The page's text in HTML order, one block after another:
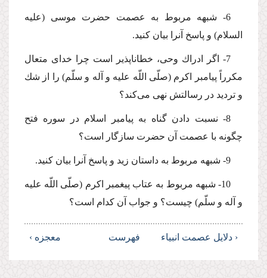
6- شبهه مربوط به عصمت حضرت موسى (علیه
السلام) و پاسخ آنرا بیان كنید.
7- اگر ادراك وحى، خطاناپذیر است چرا خداى متعال
مكرراً پیامبر اكرم (صلّى اللّه علیه و آله و سلّم) را از شك
و تردید در رسالتش نهى مى‌كند؟
8- نسبت دادن گناه به پیامبر اسلام در سوره فتح
چگونه با عصمت آن حضرت سازگار است؟
9- شبهه مربوط به داستان زید و پاسخ آنرا بیان كنید.
10- شبهه مربوط به عتاب پیغمبر اكرم (صلّى اللّه علیه
و آله و سلّم) چیست؟ و جواب آن كدام است؟
‹ دلایل عصمت انبیاء فهرست معجزه ›